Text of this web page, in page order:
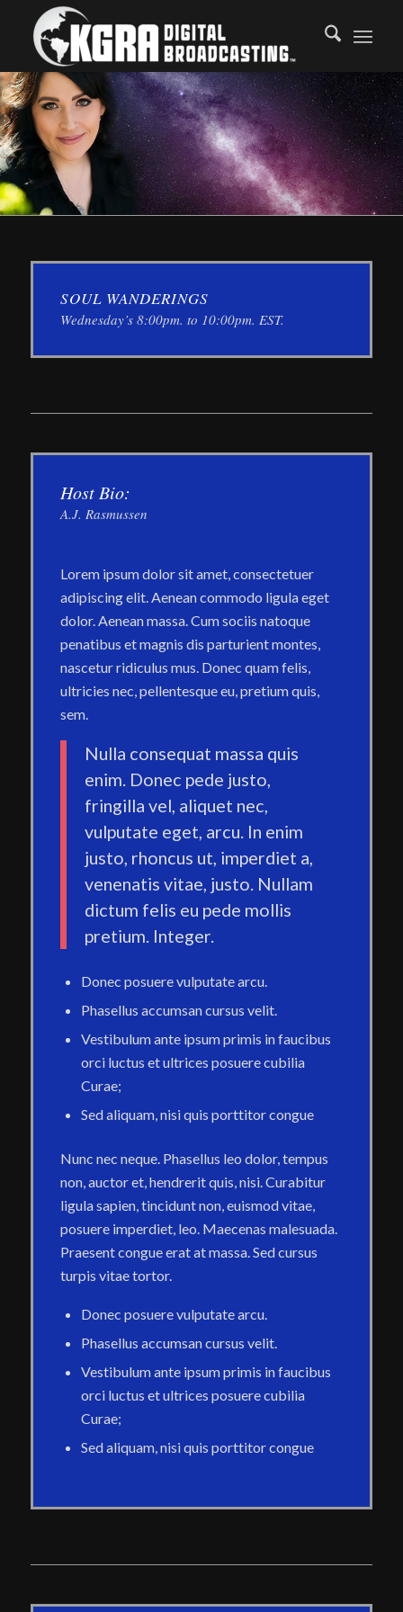
SOUL WANDERINGS
Wednesday’s 8:00pm. to 10:00pm. EST.
Host Bio:
A.J. Rasmussen
Lorem ipsum dolor sit amet, consectetuer
adipiscing elit. Aenean commodo ligula eget
dolor. Aenean massa. Cum sociis natoque
penatibus et magnis dis parturient montes,
nascetur ridiculus mus. Donec quam felis,
ultricies nec, pellentesque eu, pretium quis,
sem.
Nulla consequat massa quis
enim. Donec pede justo,
fringilla vel, aliquet nec,
vulputate eget, arcu. In enim
justo, rhoncus ut, imperdiet a,
venenatis vitae, justo. Nullam
dictum felis eu pede mollis
pretium. Integer.
Donec posuere vulputate arcu.
Phasellus accumsan cursus velit.
Vestibulum ante ipsum primis in faucibus
orci luctus et ultrices posuere cubilia
Curae;
Sed aliquam, nisi quis porttitor congue
Nunc nec neque. Phasellus leo dolor, tempus
non, auctor et, hendrerit quis, nisi. Curabitur
ligula sapien, tincidunt non, euismod vitae,
posuere imperdiet, leo. Maecenas malesuada.
Praesent congue erat at massa. Sed cursus
turpis vitae tortor.
Donec posuere vulputate arcu.
Phasellus accumsan cursus velit.
Vestibulum ante ipsum primis in faucibus
orci luctus et ultrices posuere cubilia
Curae;
Sed aliquam, nisi quis porttitor congue